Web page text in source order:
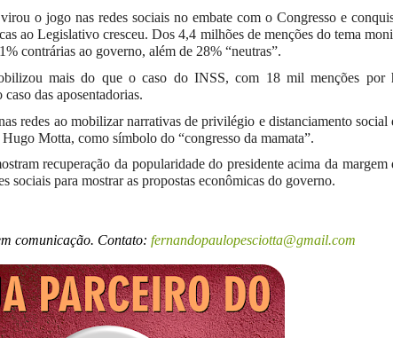
o jogo nas redes sociais no embate com o Congresso e
ao Legislativo cresceu. Dos 4,4 milhões de menções do tema
contrárias ao governo, além de 28% “neutras”.
mais do que o caso do INSS, com 18 mil menções por
das aposentadorias.
redes ao mobilizar narrativas de privilégio e distanciamento social
Motta, como símbolo do “congresso da mamata”.
recuperação da popularidade do presidente acima da
sociais para mostrar as propostas econômicas do governo.
comunicação. Contato: fernandopaulopesciotta@gmail.com